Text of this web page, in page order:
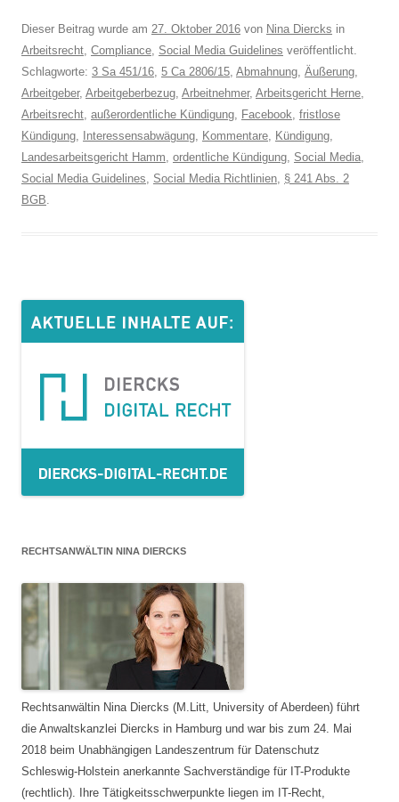
Dieser Beitrag wurde am 27. Oktober 2016 von Nina Diercks in
Arbeitsrecht, Compliance, Social Media Guidelines veröffentlicht.
Schlagworte: 3 Sa 451/16, 5 Ca 2806/15, Abmahnung, Äußerung,
Arbeitgeber, Arbeitgeberbezug, Arbeitnehmer, Arbeitsgericht Herne,
Arbeitsrecht, außerordentliche Kündigung, Facebook, fristlose
Kündigung, Interessensabwägung, Kommentare, Kündigung,
Landesarbeitsgericht Hamm, ordentliche Kündigung, Social Media,
Social Media Guidelines, Social Media Richtlinien, § 241 Abs. 2
BGB.
RECHTSANWÄLTIN NINA DIERCKS
Rechtsanwältin Nina Diercks (M.Litt, University of Aberdeen) führt
die Anwaltskanzlei Diercks in Hamburg und war bis zum 24. Mai
2018 beim Unabhängigen Landeszentrum für Datenschutz
Schleswig-Holstein anerkannte Sachverständige für IT-Produkte
(rechtlich). Ihre Tätigkeitsschwerpunkte liegen im IT-Recht,